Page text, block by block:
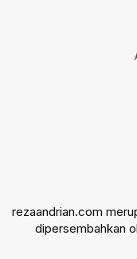
rezaandrian.com
dipersembahkan